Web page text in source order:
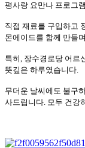
평사랑 요만나 프로그램
직접 재료를 구입하고
몬에이드를 함께 만들
특히, 장수경로당 어르
뜻깊은 하루였습니다.
무더운 날씨에도 불구
사드립니다. 모두 건강